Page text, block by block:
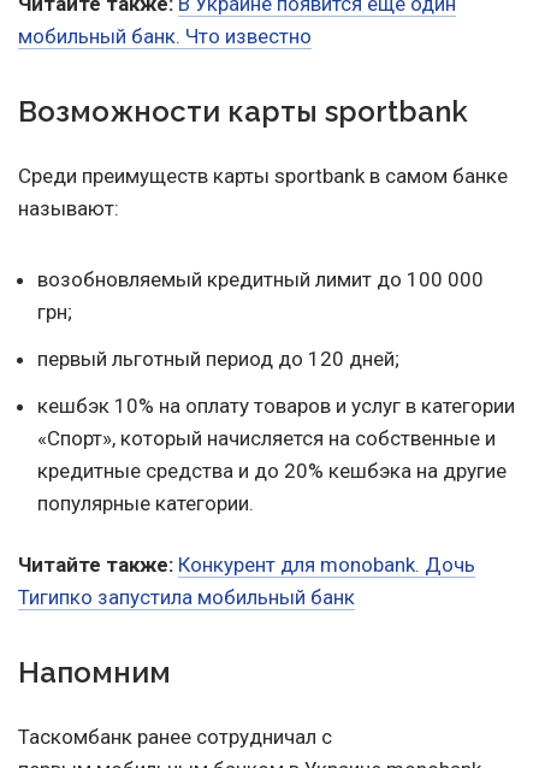
мобильный банк. Что известно
Возможности карты sportbank
Среди преимуществ карты sportbank в самом банке
называют:
возобновляемый кредитный лимит до 100 000
грн;
первый льготный период до 120 дней;
кешбэк 10% на оплату товаров и услуг в категории
«Спорт», который начисляется на собственные и
кредитные средства и до 20% кешбэка на другие
популярные категории.
Читайте также: Конкурент для monobank. Дочь
Тигипко запустила мобильный банк
Напомним
Таскомбанк ранее сотрудничал с